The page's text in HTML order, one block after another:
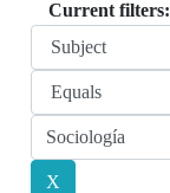
Current filters: